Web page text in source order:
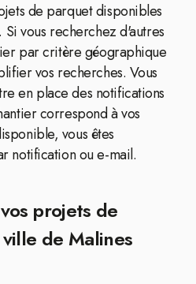
de parquet disponibles
vous recherchez d'autres
par critère géographique
vos recherches. Vous
en place des notifications
correspond à vos
vous êtes
notification ou e-mail.
projets de
de Malines